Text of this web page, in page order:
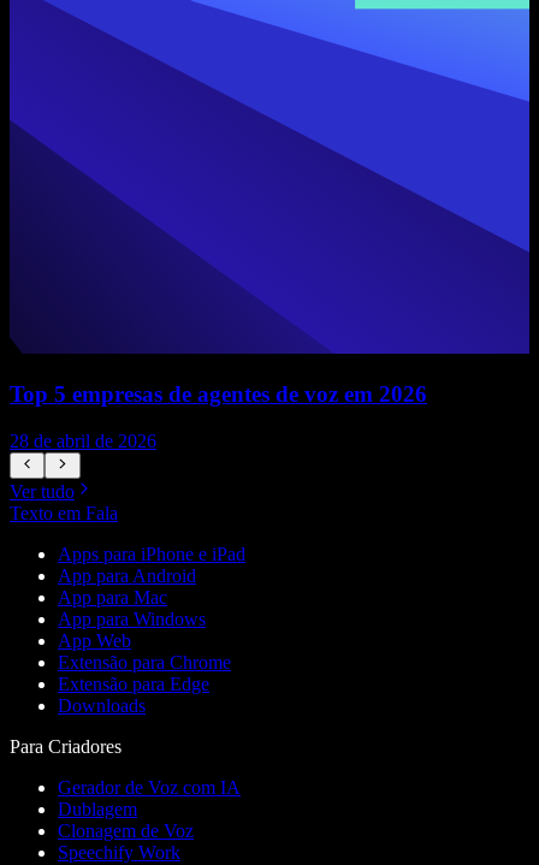
Top 5 empresas de agentes de voz em 2026
28 de abril de 2026
Ver tudo
Texto em Fala
Apps para iPhone e iPad
App para Android
App para Mac
App para Windows
App Web
Extensão para Chrome
Extensão para Edge
Downloads
Para Criadores
Gerador de Voz com IA
Dublagem
Clonagem de Voz
Speechify Work